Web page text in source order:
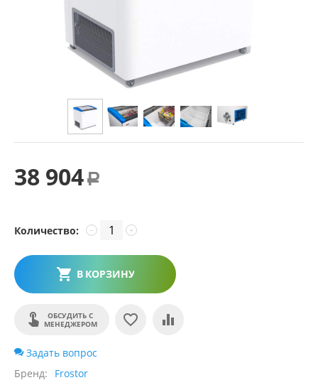
38 904 Р
Количество: +
−
В КОРЗИНУ
ОБСУДИТЬ С
МЕНЕДЖЕРОМ
Задать вопрос
Бренд
Frostor